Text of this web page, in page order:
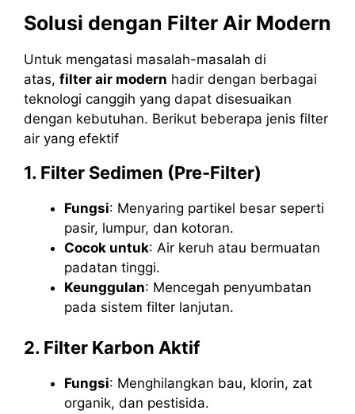
Solusi dengan Filter Air Modern
Untuk mengatasi masalah-masalah di
atas, filter air modern hadir dengan berbagai
teknologi canggih yang dapat disesuaikan
dengan kebutuhan. Berikut beberapa jenis filter
air yang efektif
1. Filter Sedimen (Pre-Filter)
Fungsi: Menyaring partikel besar seperti
pasir, lumpur, dan kotoran.
Cocok untuk: Air keruh atau bermuatan
padatan tinggi.
Keunggulan: Mencegah penyumbatan
pada sistem filter lanjutan.
2. Filter Karbon Aktif
Fungsi: Menghilangkan bau, klorin, zat
organik, dan pestisida.